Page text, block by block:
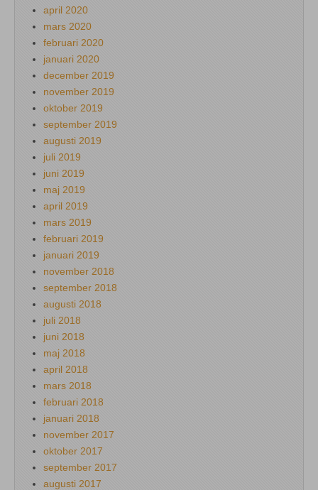
april 2020
mars 2020
februari 2020
januari 2020
december 2019
november 2019
oktober 2019
september 2019
augusti 2019
juli 2019
juni 2019
maj 2019
april 2019
mars 2019
februari 2019
januari 2019
november 2018
september 2018
augusti 2018
juli 2018
juni 2018
maj 2018
april 2018
mars 2018
februari 2018
januari 2018
november 2017
oktober 2017
september 2017
augusti 2017